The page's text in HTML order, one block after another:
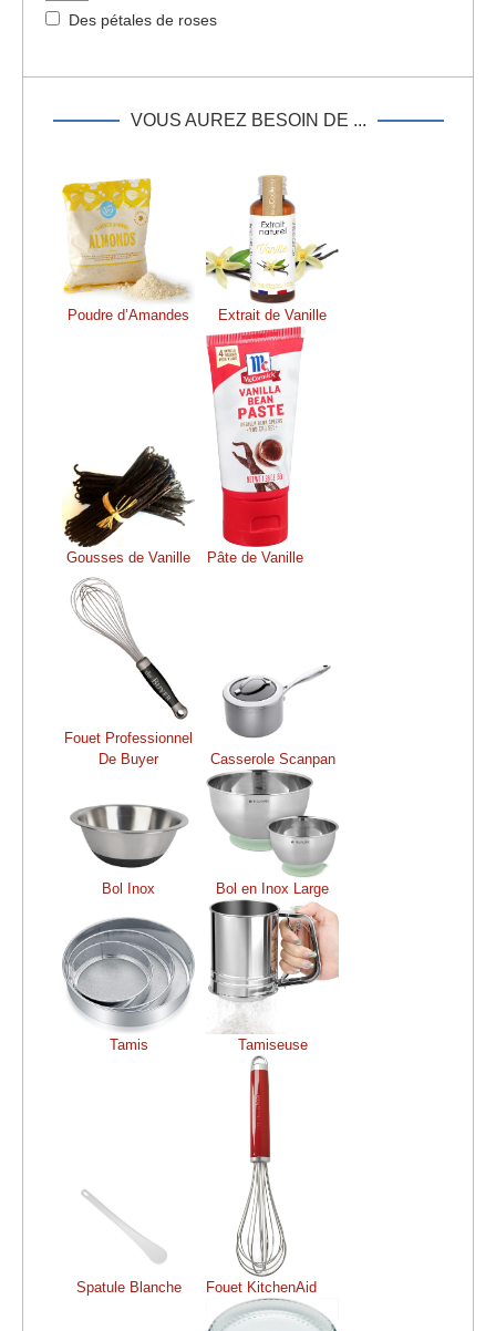
Des pétales de roses
VOUS AUREZ BESOIN DE ...
Poudre d’Amandes Extrait de Vanille
Gousses de Vanille Pâte de Vanille
Fouet Professionnel
De Buyer
Casserole Scanpan
Bol Inox Bol en Inox Large
Tamis Tamiseuse
Spatule Blanche Fouet KitchenAid